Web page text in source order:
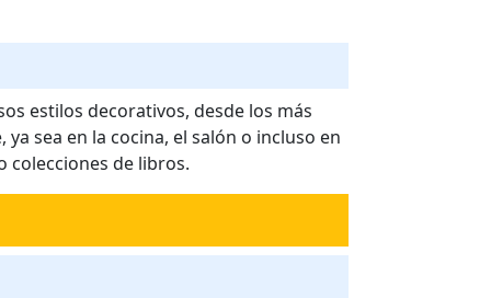
estilos decorativos, desde los más
sea en la cocina, el salón o incluso en
colecciones de libros.